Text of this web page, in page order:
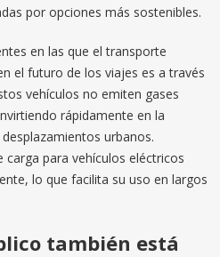
por opciones más sostenibles.
en las que el transporte
el futuro de los viajes es a través
vehículos no emiten gases
rápidamente en la
urbanos.
para vehículos eléctricos
lo que facilita su uso en largos
también está